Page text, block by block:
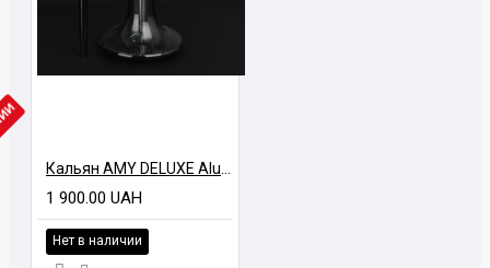
1 900.00 UAH
Нет в наличии